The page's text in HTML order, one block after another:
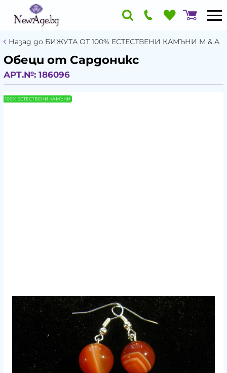
Назад до БИЖУТА ОТ 100% ЕСТЕСТВЕНИ КАМЪНИ М & A
Обеци от Сардоникс
АРТ.№: 186096
100% ЕСТЕСТВЕНИ КАМЪНИ